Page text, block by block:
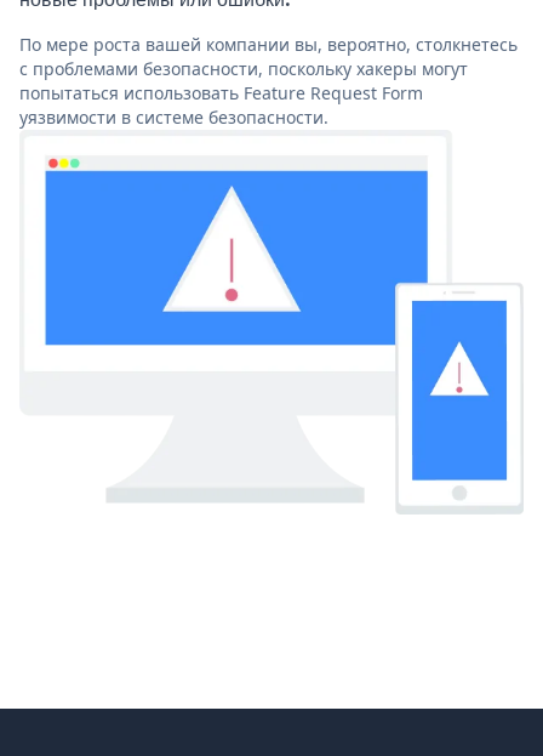
По мере роста вашей компании вы, вероятно, столкнетесь
с проблемами безопасности, поскольку хакеры могут
попытаться использовать Feature Request Form
уязвимости в системе безопасности.